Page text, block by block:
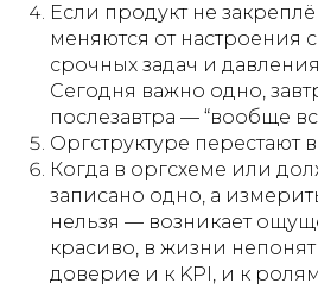
Если продукт не
меняются от настроения
срочных задач и
Сегодня важно одно,
послезавтра — “вообще
Оргструктуре перестают
Когда в оргсхеме или
записано одно, а
нельзя — возникает
красиво, в жизни
доверие и к KPI, и к